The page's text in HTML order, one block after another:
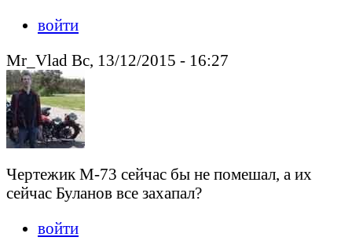
войти
Mr_Vlad Вс, 13/12/2015 - 16:27
Чертежик М-73 сейчас бы не помешал, а их
сейчас Буланов все захапал?
войти